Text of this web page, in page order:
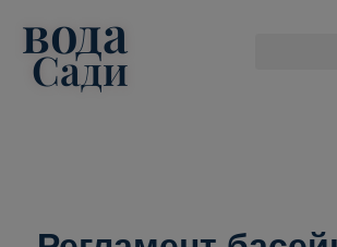
вода
Сади